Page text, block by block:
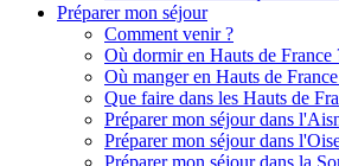
Préparer mon séjour
Comment venir ?
Où dormir en Hauts de France
Où manger en Hauts de
Que faire dans les Hauts de
Préparer mon séjour dans
Préparer mon séjour dans
Préparer mon séjour dans la